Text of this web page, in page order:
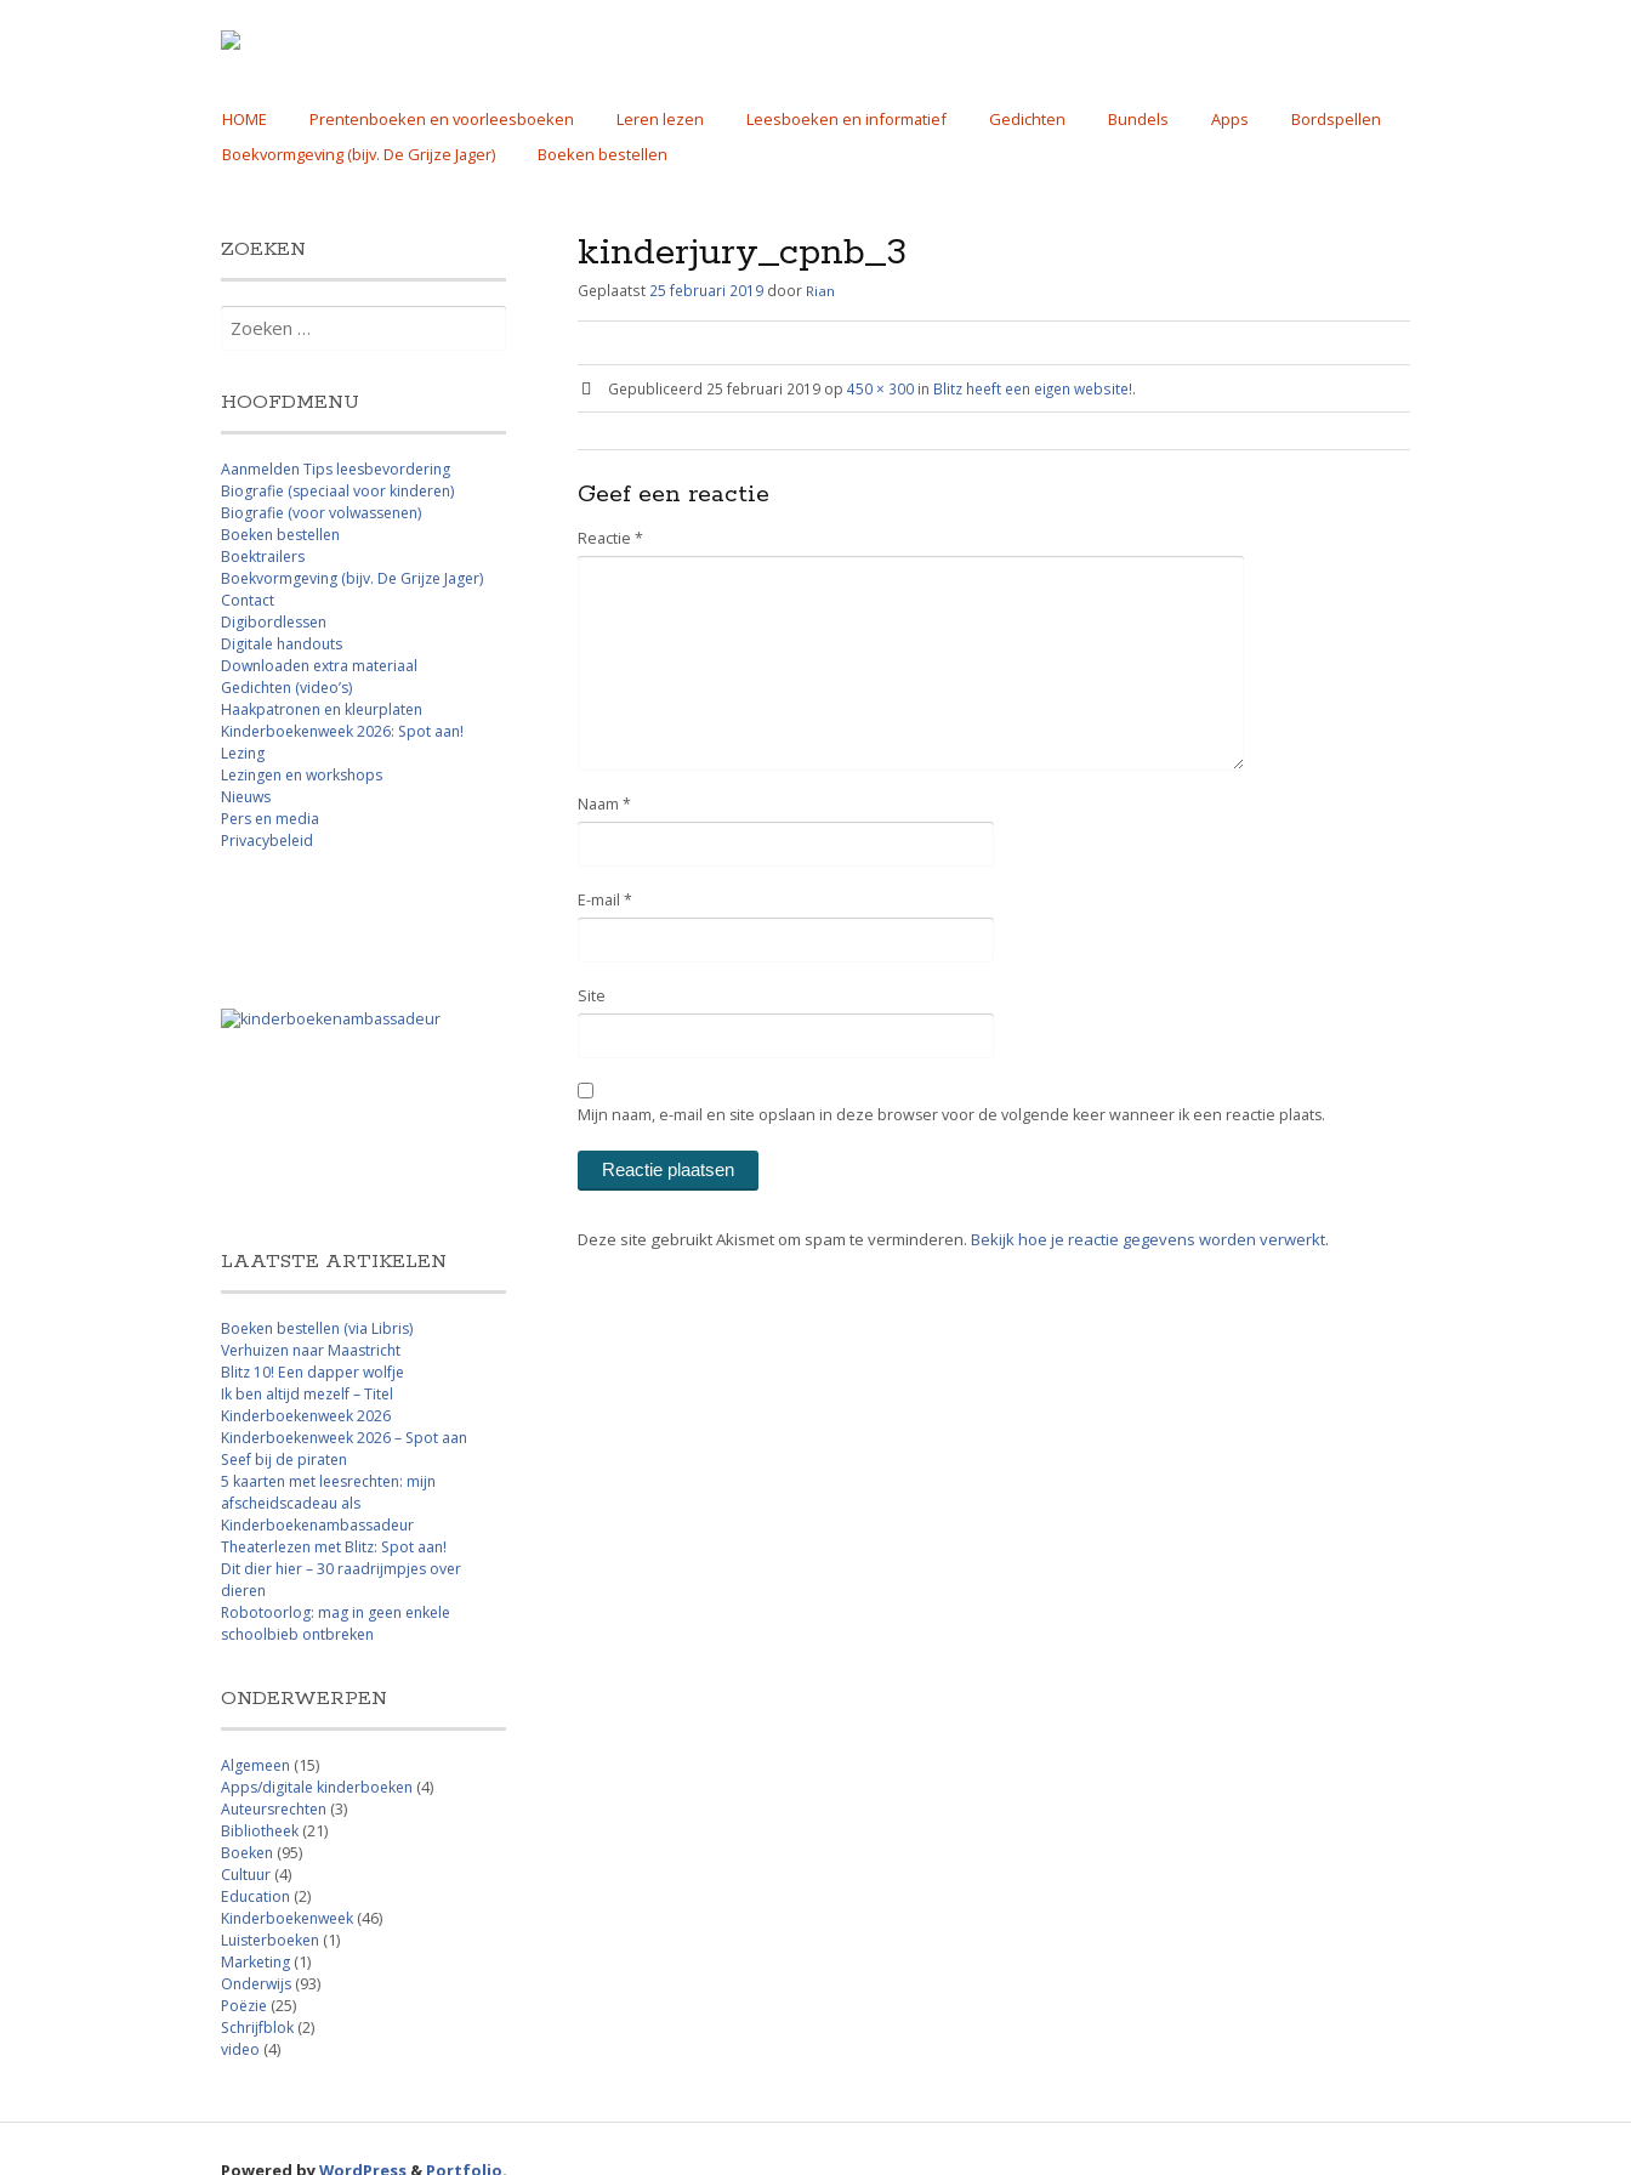
Skip
to
content
HOME Prentenboeken en voorleesboeken Leren lezen Leesboeken en informatief Gedichten Bundels Apps
Bordspellen
Boekvormgeving (bijv. De Grijze Jager)
Boeken bestellen
kinderjury_cpnb_3
Geplaatst 25 februari 2019 door Rian
Gepubliceerd 25 februari 2019op 450 × 300in Blitz heeft een eigen website!.
Geef een reactie
Reactie *
Naam *
E-mail *
Site
Mijn naam, e-mail en site opslaan in deze browser voor de volgende keer wanneer ik een reactie plaats.
Deze site gebruikt Akismet om spam te verminderen. Bekijk hoe je reactie gegevens worden verwerkt.
ZOEKEN
naar:
HOOFDMENU
Aanmelden Tips leesbevordering
Biografie (speciaal voor kinderen)
Biografie (voor volwassenen)
Boeken bestellen
Boektrailers
Boekvormgeving (bijv. De Grijze Jager)
Contact
Digibordlessen
Digitale handouts
Downloaden extra materiaal
Gedichten (video’s)
Haakpatronen en kleurplaten
Kinderboekenweek 2026: Spot aan!
Lezing
Lezingen en workshops
Nieuws
Pers en media
Privacybeleid
LAATSTE ARTIKELEN
Boeken bestellen (via Libris)
Verhuizen naar Maastricht
Blitz 10! Een dapper wolfje
Ik ben altijd mezelf – Titel
Kinderboekenweek 2026
Kinderboekenweek 2026 – Spot aan
Seef bij de piraten
5 kaarten met leesrechten: mijn
afscheidscadeau als
Kinderboekenambassadeur
Theaterlezen met Blitz: Spot aan!
Dit dier hier – 30 raadrijmpjes over
dieren
Robotoorlog: mag in geen enkele
schoolbieb ontbreken
ONDERWERPEN
Algemeen (15)
Apps/digitale kinderboeken (4)
Auteursrechten (3)
Bibliotheek (21)
Boeken (95)
Cultuur (4)
Education (2)
Kinderboekenweek (46)
Luisterboeken (1)
Marketing (1)
Onderwijs (93)
Poëzie (25)
Schrijfblok (2)
video (4)
Powered byWordPress & Portfolio.